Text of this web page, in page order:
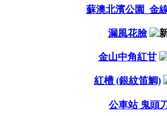
蘇澳北濱公園_金
漏風花臉
金山中角紅甘
紅槽 (銀紋笛鯛)
公車站 鬼頭